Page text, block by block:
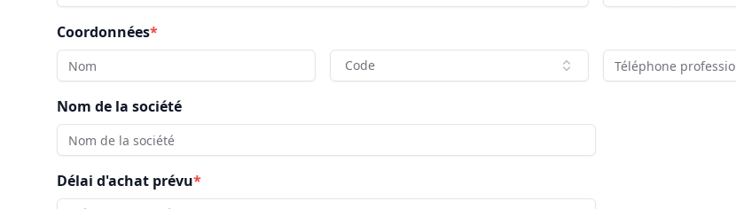
Coordonnées*
Code
Nom de la société
Délai d'achat prévu*